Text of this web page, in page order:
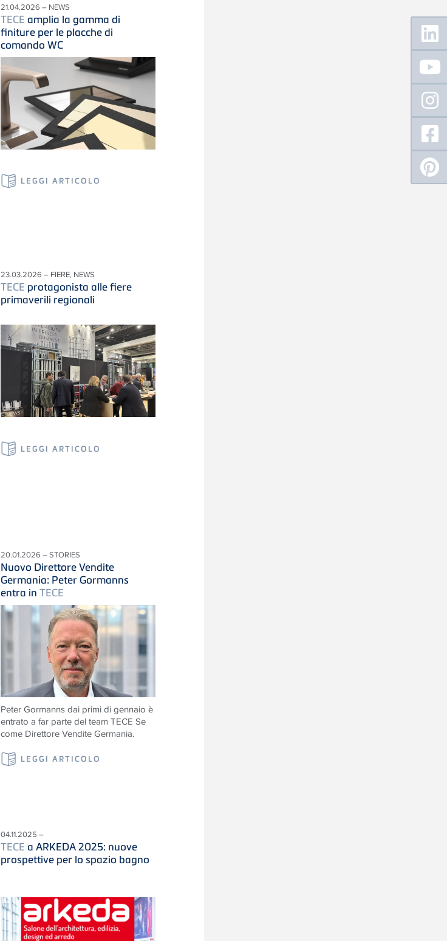
21.04.2026 – NEWS
TECE amplia la gamma di
finiture per le placche di
comando WC
LEGGI ARTICOLO
23.03.2026 – FIERE, NEWS
TECE protagonista alle fiere
primaverili regionali
LEGGI ARTICOLO
20.01.2026 – STORIES
Nuovo Direttore Vendite
Germania: Peter Gormanns
entra inTECE
Peter Gormanns dai primi di gennaio è
entrato a far parte del teamTECE Se
come Direttore Vendite Germania.
LEGGI ARTICOLO
04.11.2025 –
TECE a ARKEDA 2025: nuove
prospettive per lo spazio bagno
Floating